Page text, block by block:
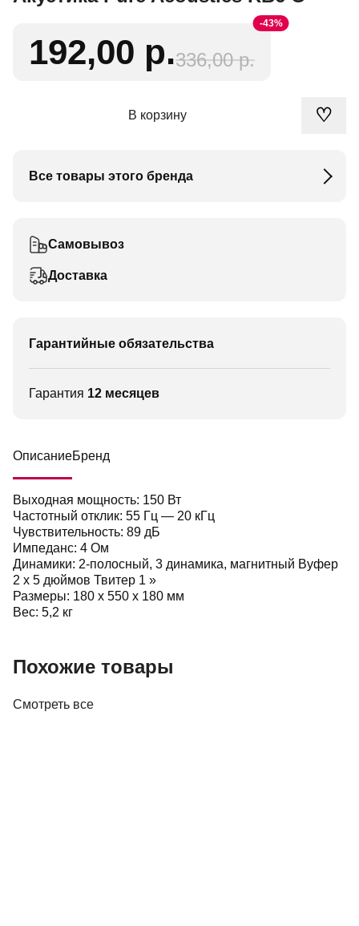
-43%
192,00 р.336,00 р.
В корзину ♡
Все товары этого бренда
Самовывоз
Доставка
Гарантийные обязательства
Гарантия 12 месяцев
ОписаниеБренд
Выходная мощность: 150 Вт
Частотный отклик: 55 Гц — 20 кГц
Чувствительность: 89 дБ
Импеданс: 4 Ом
Динамики: 2-полосный, 3 динамика, магнитный Вуфер
2 х 5 дюймов Твитер 1 »
Размеры: 180 х 550 х 180 мм
Вес: 5,2 кг
Похожие товары
Смотреть все